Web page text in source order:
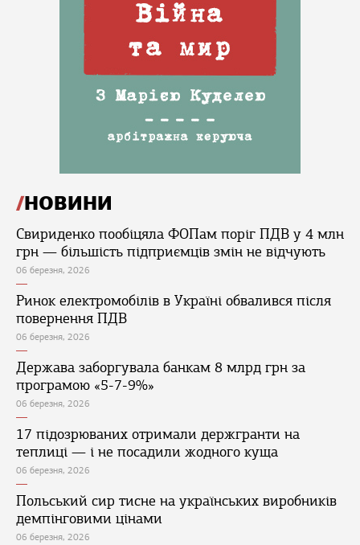
НОВИНИ
Свириденко пообіцяла ФОПам поріг ПДВ у 4 млн
грн — більшість підприємців змін не відчують
06 березня, 2026
Ринок електромобілів в Україні обвалився після
повернення ПДВ
06 березня, 2026
Держава заборгувала банкам 8 млрд грн за
програмою «5-7-9%»
06 березня, 2026
17 підозрюваних отримали держгранти на
теплиці — і не посадили жодного куща
06 березня, 2026
Польський сир тисне на українських виробників
демпінговими цінами
06 березня, 2026